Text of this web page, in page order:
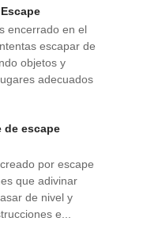
encerrado en el
escapar de
objetos y
adecuados
de escape
por escape
que adivinar
de nivel y
e...